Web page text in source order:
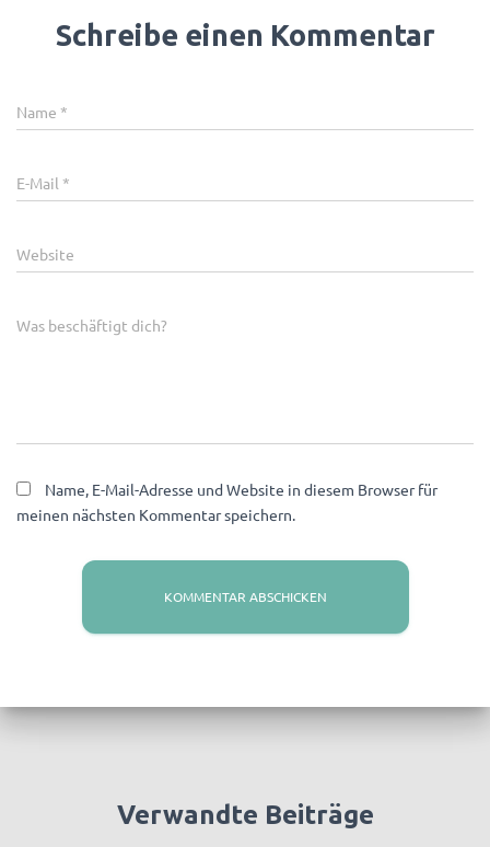
Schreibe einen Kommentar
Name *
E-Mail *
Website
Was beschäftigt dich?
Name, E-Mail-Adresse und Website in diesem Browser für
meinen nächsten Kommentar speichern.
Verwandte Beiträge